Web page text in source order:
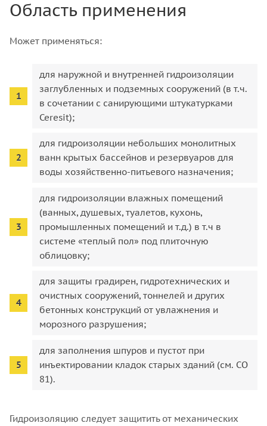
Область применения
Может применяться:
для наружной и внутренней гидроизоляции
заглубленных и подземных сооружений (в т.ч.
в сочетании с санирующими штукатурками
Ceresit);
для гидроизоляции небольших монолитных
ванн крытых бассейнов и резервуаров для
воды хозяйственно-питьевого назначения;
для гидроизоляции влажных помещений
(ванных, душевых, туалетов, кухонь,
промышленных помещений и т.д.) в т.ч в
системе «теплый пол» под плиточную
облицовку;
для защиты градирен, гидротехнических и
очистных сооружений, тоннелей и других
бетонных конструкций от увлажнения и
морозного разрушения;
для заполнения шпуров и пустот при
инъектировании кладок старых зданий (см. CO
81).
Гидроизоляцию следует защитить от механических